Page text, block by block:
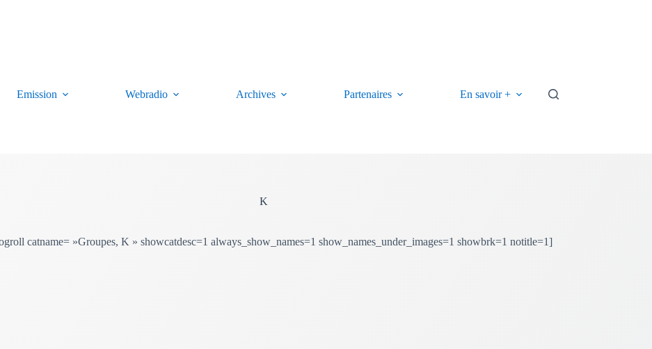
Emission Webradio Archives Partenaires En savoir +
K
catname= »Groupes, K » showcatdesc=1 always_show_names=1 show_names_under_images=1 showbrk=1 notitle=1]